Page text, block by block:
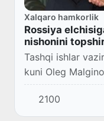
Xalqaro hamkorlik
Rossiya
nishonini
Tashqi ishlar
kuni Oleg
2100